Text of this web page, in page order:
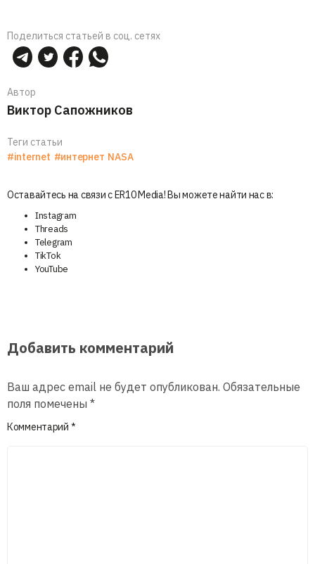
Поделиться статьей в соц. сетях
Автор
Виктор Сапожников
Теги статьи
#internet #интернет NASA
Оставайтесь на связи с ER10 Media! Вы можете найти нас в:
Instagram
Threads
Telegram
TikTok
YouTube
Добавить комментарий
Ваш адрес email не будет опубликован. Обязательные
поля помечены *
Комментарий *